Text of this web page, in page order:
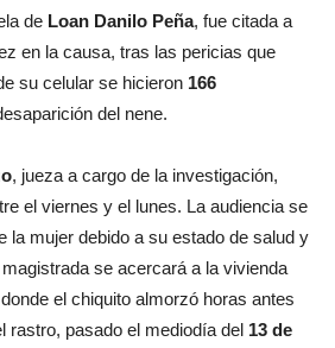
de Loan Danilo Peña, fue citada a
en la causa, tras las pericias que
su celular se hicieron 166
del nene.
, jueza a cargo de la investigación,
el viernes y el lunes. La audiencia se
la mujer debido a su estado de salud y
se acercará a la vivienda
donde el chiquito almorzó horas antes
rastro, pasado el mediodía del 13 de